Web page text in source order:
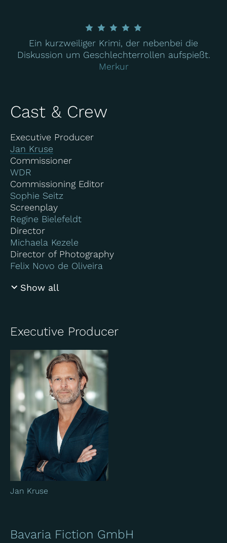
Ein kurzweiliger Krimi, der nebenbei die
Diskussion um Geschlechterrollen aufspießt.
Merkur
Cast & Crew
Executive Producer
Jan Kruse
Commissioner
WDR
Commissioning Editor
Sophie Seitz
Screenplay
Regine Bielefeldt
Director
Michaela Kezele
Director of Photography
Felix Novo de Oliveira
Show all
Executive Producer
Jan Kruse
Bavaria Fiction GmbH